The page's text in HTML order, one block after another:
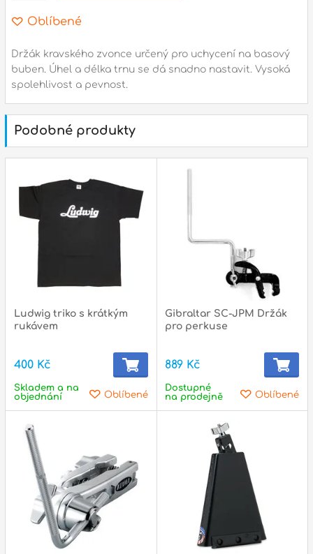
gsm.: +420 777 888 088
email: prodejna@bici.cz
Otevírací doba
sobota : ZAVŘENO
neděle :ZAVŘENO
Oblíbené
Držák kravského zvonce určený pro uchycení na basový
buben. Úhel a délka trnu se dá snadno nastavit. Vysoká
spolehlivost a pevnost.
Podobné produkty
Ludwig triko s krátkým
rukávem
400 Kč
Oblíbené
Skladem a na
objednání
Gibraltar SC-JPM Držák
pro perkuse
889 Kč
Oblíbené
Dostupné
na prodejně